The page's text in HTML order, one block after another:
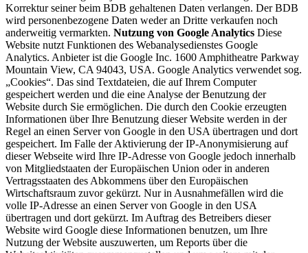
Korrektur seiner beim BDB gehaltenen Daten verlangen. Der BDB
wird personenbezogene Daten weder an Dritte verkaufen noch
anderweitig vermarkten. Nutzung von Google Analytics Diese
Website nutzt Funktionen des Webanalysedienstes Google
Analytics. Anbieter ist die Google Inc. 1600 Amphitheatre Parkway
Mountain View, CA 94043, USA. Google Analytics verwendet sog.
„Cookies“. Das sind Textdateien, die auf Ihrem Computer
gespeichert werden und die eine Analyse der Benutzung der
Website durch Sie ermöglichen. Die durch den Cookie erzeugten
Informationen über Ihre Benutzung dieser Website werden in der
Regel an einen Server von Google in den USA übertragen und dort
gespeichert. Im Falle der Aktivierung der IP-Anonymisierung auf
dieser Webseite wird Ihre IP-Adresse von Google jedoch innerhalb
von Mitgliedstaaten der Europäischen Union oder in anderen
Vertragsstaaten des Abkommens über den Europäischen
Wirtschaftsraum zuvor gekürzt. Nur in Ausnahmefällen wird die
volle IP-Adresse an einen Server von Google in den USA
übertragen und dort gekürzt. Im Auftrag des Betreibers dieser
Website wird Google diese Informationen benutzen, um Ihre
Nutzung der Website auszuwerten, um Reports über die